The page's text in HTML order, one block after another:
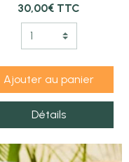
30,00€ TTC
Ajouter au panier
Détails